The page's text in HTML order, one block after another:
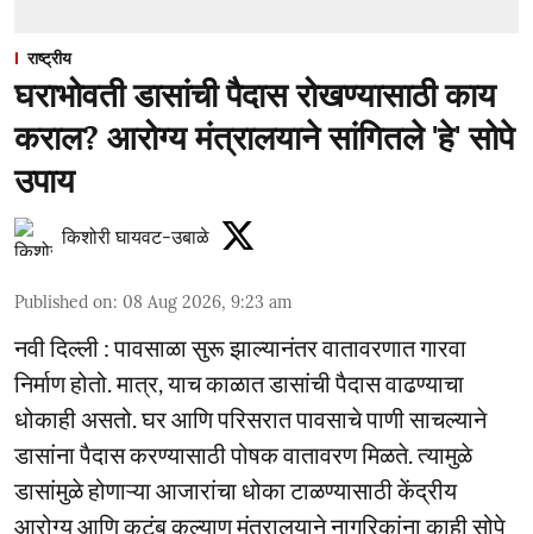
राष्ट्रीय
घराभोवती डासांची पैदास रोखण्यासाठी काय
कराल? आरोग्य मंत्रालयाने सांगितले 'हे' सोपे
उपाय
किशोरी घायवट-उबाळे
Published on: 08 Aug 2026, 9:23 am
नवी दिल्ली : पावसाळा सुरू झाल्यानंतर वातावरणात गारवा
निर्माण होतो. मात्र, याच काळात डासांची पैदास वाढण्याचा
धोकाही असतो. घर आणि परिसरात पावसाचे पाणी साचल्याने
डासांना पैदास करण्यासाठी पोषक वातावरण मिळते. त्यामुळे
डासांमुळे होणाऱ्या आजारांचा धोका टाळण्यासाठी केंद्रीय
आरोग्य आणि कुटुंब कल्याण मंत्रालयाने नागरिकांना काही सोपे